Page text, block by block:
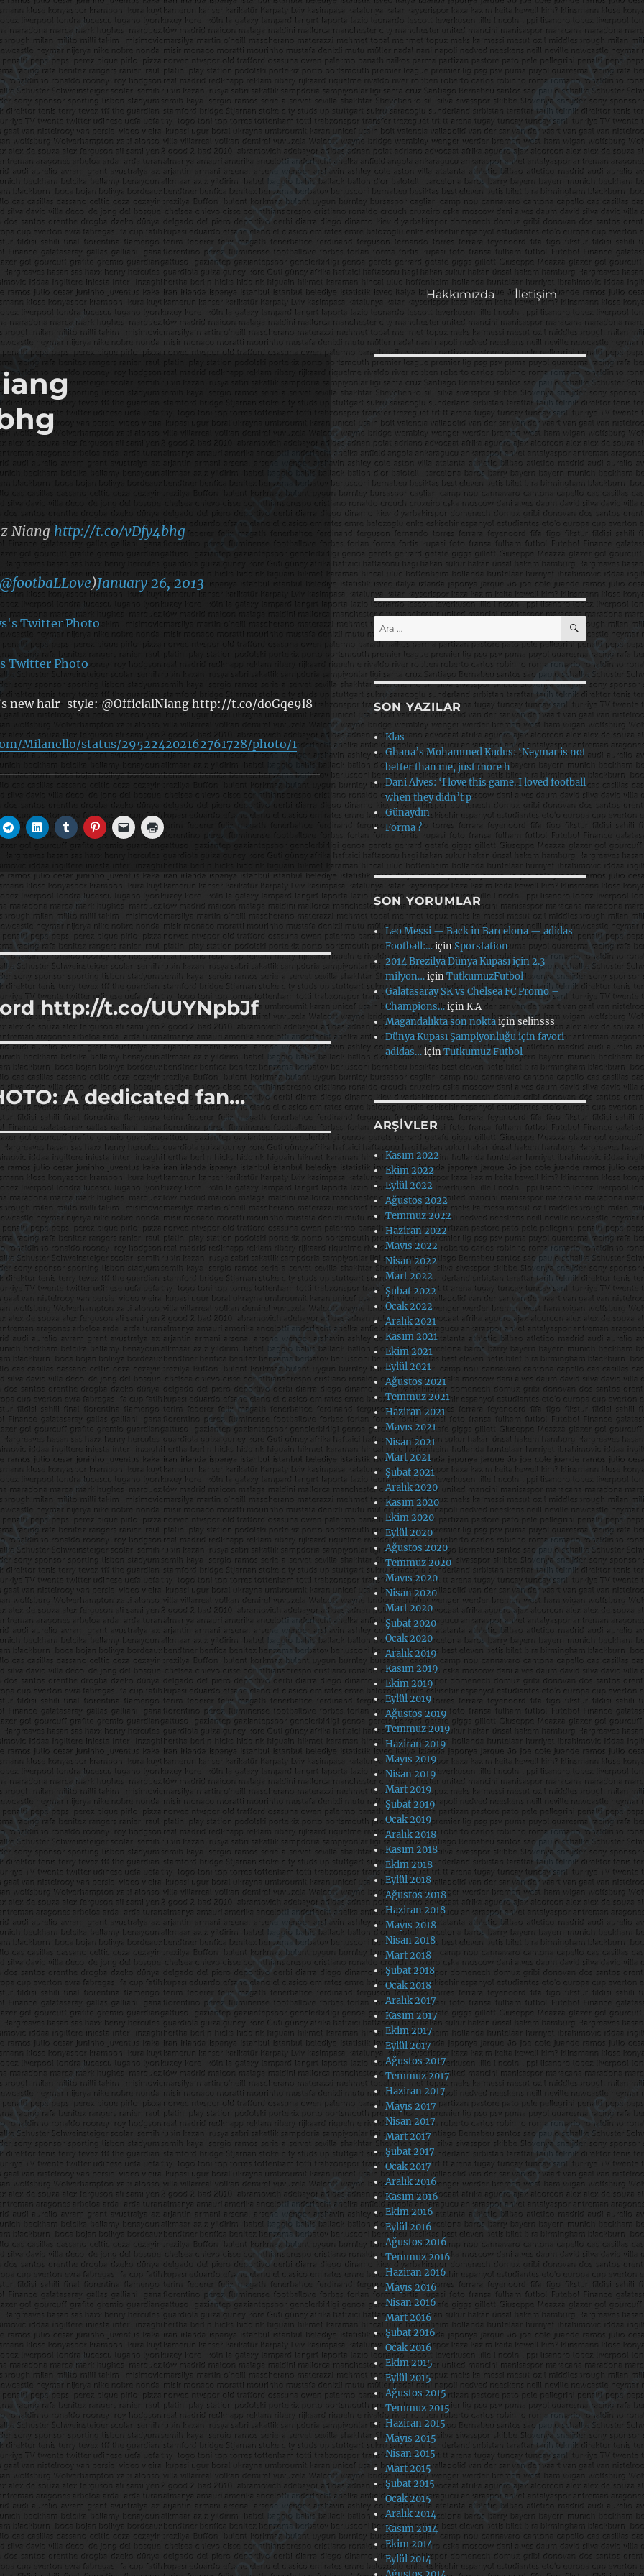
Hakkımızda İletişim
Niang http://t.co/vDfy4bhg
)January 26, 2013
Twitter Photo
new hair-style: @OfficialNiang http://t.co/doGqe9i8
Milanello/status/295224202162761728/photo/1
http://t.co/UUYNpbJf
A dedicated fan…
Ara: ARA
SON YAZILAR
Klas
Ghana’s Mohammed Kudus: ‘Neymar is not
better than me, just more h
Dani Alves: ‘I love this game. I loved football
when they didn’t p
Günaydın
Forma ?
SON YORUMLAR
Leo Messi — Back in Barcelona — adidas
Football:…içinSporstation
2014 Brezilya Dünya Kupası için 2.3
milyon…içinTutkumuzFutbol
Galatasaray SK vs Chelsea FC Promo –
Champions…içinK.A
Magandalıkta son noktaiçinselinsss
Dünya Kupası Şampiyonluğu için favori
adidas…içinTutkumuz Futbol
ARŞIVLER
Kasım 2022
Ekim 2022
Eylül 2022
Ağustos 2022
Temmuz 2022
Haziran 2022
Mayıs 2022
Nisan 2022
Mart 2022
Şubat 2022
Ocak 2022
Aralık 2021
Kasım 2021
Ekim 2021
Eylül 2021
Ağustos 2021
Temmuz 2021
Haziran 2021
Mayıs 2021
Nisan 2021
Mart 2021
Şubat 2021
Aralık 2020
Kasım 2020
Ekim 2020
Eylül 2020
Ağustos 2020
Temmuz 2020
Mayıs 2020
Nisan 2020
Mart 2020
Şubat 2020
Ocak 2020
Aralık 2019
Kasım 2019
Ekim 2019
Eylül 2019
Ağustos 2019
Temmuz 2019
Haziran 2019
Mayıs 2019
Nisan 2019
Mart 2019
Şubat 2019
Ocak 2019
Aralık 2018
Kasım 2018
Ekim 2018
Eylül 2018
Ağustos 2018
Haziran 2018
Mayıs 2018
Nisan 2018
Mart 2018
Şubat 2018
Ocak 2018
Aralık 2017
Kasım 2017
Ekim 2017
Eylül 2017
Ağustos 2017
Temmuz 2017
Haziran 2017
Mayıs 2017
Nisan 2017
Mart 2017
Şubat 2017
Ocak 2017
Aralık 2016
Kasım 2016
Ekim 2016
Eylül 2016
Ağustos 2016
Temmuz 2016
Haziran 2016
Mayıs 2016
Nisan 2016
Mart 2016
Şubat 2016
Ocak 2016
Ekim 2015
Eylül 2015
Ağustos 2015
Temmuz 2015
Haziran 2015
Mayıs 2015
Nisan 2015
Mart 2015
Şubat 2015
Ocak 2015
Aralık 2014
Kasım 2014
Ekim 2014
Eylül 2014